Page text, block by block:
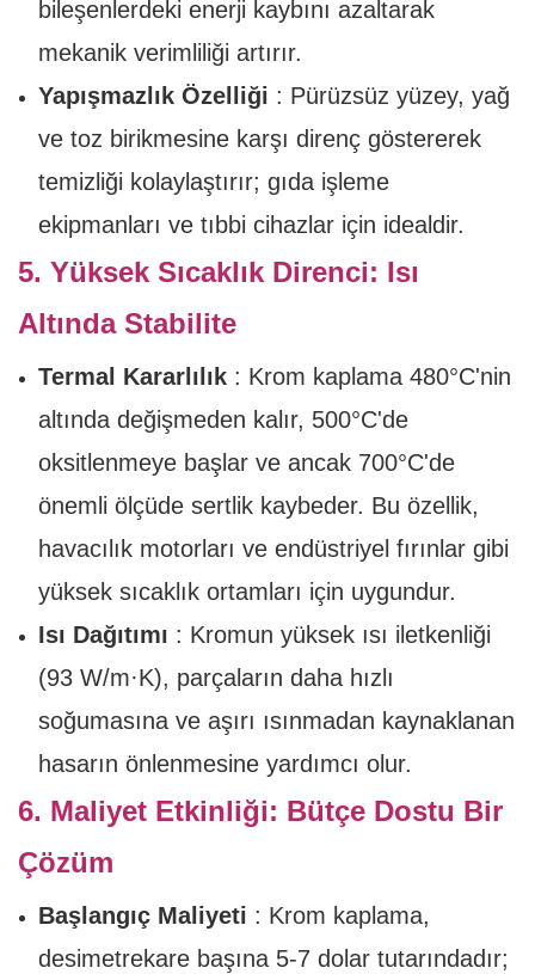
bileşenlerdeki enerji kaybını azaltarak
mekanik verimliliği artırır.
Yapışmazlık Özelliği : Pürüzsüz yüzey, yağ
ve toz birikmesine karşı direnç göstererek
temizliği kolaylaştırır; gıda işleme
ekipmanları ve tıbbi cihazlar için idealdir.
5. Yüksek Sıcaklık Direnci: Isı
Altında Stabilite
Termal Kararlılık: Krom kaplama 480°C'nin
altında değişmeden kalır, 500°C'de
oksitlenmeye başlar ve ancak 700°C'de
önemli ölçüde sertlik kaybeder. Bu özellik,
havacılık motorları ve endüstriyel fırınlar gibi
yüksek sıcaklık ortamları için uygundur.
Isı Dağıtımı : Kromun yüksek ısı iletkenliği
(93 W/m·K), parçaların daha hızlı
soğumasına ve aşırı ısınmadan kaynaklanan
hasarın önlenmesine yardımcı olur.
6. Maliyet Etkinliği: Bütçe Dostu Bir
Çözüm
Başlangıç ​​Maliyeti : Krom kaplama,
desimetrekare başına 5-7 dolar tutarındadır;